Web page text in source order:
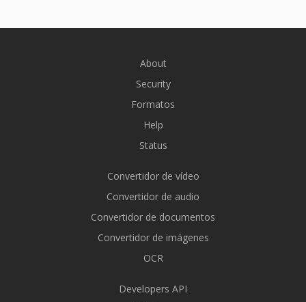
About
Security
Formatos
Help
Status
Convertidor de vídeo
Convertidor de audio
Convertidor de documentos
Convertidor de imágenes
OCR
Developers API